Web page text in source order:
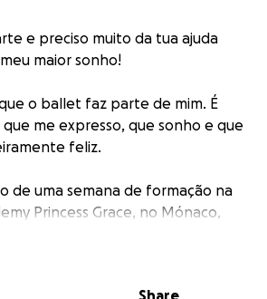
e preciso muito da tua ajuda
maior sonho!
o ballet faz parte de mim. É
me expresso, que sonho e que
feliz.
de uma semana de formação na
Princess Grace, no Mónaco,
incrível: o diretor, Luca Massala,
Share